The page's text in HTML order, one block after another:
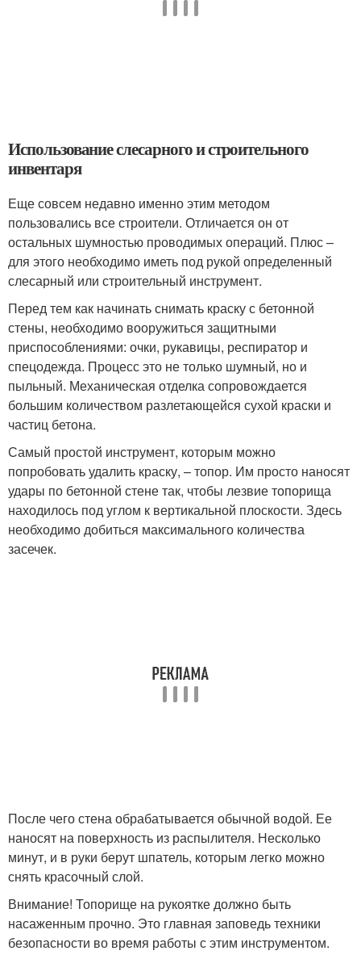
Использование слесарного и строительного
инвентаря
Еще совсем недавно именно этим методом
пользовались все строители. Отличается он от
остальных шумностью проводимых операций. Плюс –
для этого необходимо иметь под рукой определенный
слесарный или строительный инструмент.
Перед тем как начинать снимать краску с бетонной
стены, необходимо вооружиться защитными
приспособлениями: очки, рукавицы, респиратор и
спецодежда. Процесс это не только шумный, но и
пыльный. Механическая отделка сопровождается
большим количеством разлетающейся сухой краски и
частиц бетона.
Самый простой инструмент, которым можно
попробовать удалить краску, – топор. Им просто наносят
удары по бетонной стене так, чтобы лезвие топорища
находилось под углом к вертикальной плоскости. Здесь
необходимо добиться максимального количества
засечек.
После чего стена обрабатывается обычной водой. Ее
наносят на поверхность из распылителя. Несколько
минут, и в руки берут шпатель, которым легко можно
снять красочный слой.
Внимание! Топорище на рукоятке должно быть
насаженным прочно. Это главная заповедь техники
безопасности во время работы с этим инструментом.